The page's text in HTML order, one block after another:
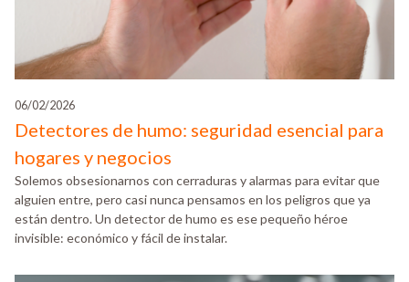
06/02/2026
Detectores de humo: seguridad esencial para
hogares y negocios
Solemos obsesionarnos con cerraduras y alarmas para evitar que
alguien entre, pero casi nunca pensamos en los peligros que ya
están dentro. Un detector de humo es ese pequeño héroe
invisible: económico y fácil de instalar.